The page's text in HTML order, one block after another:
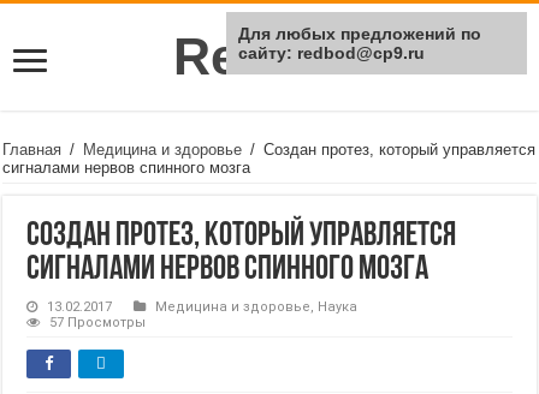
Rei Red
Главная / Медицина и здоровье / Создан протез, который управляется
сигналами нервов спинного мозга
Создан протез, который управляется
сигналами нервов спинного мозга
13.02.2017 Медицина и здоровье, Наука
57 Просмотры
Для любых предложений по
сайту: redbod@cp9.ru